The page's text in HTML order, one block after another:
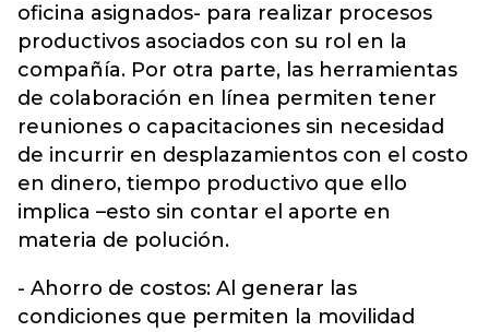
oficina asignados- para realizar procesos
productivos asociados con su rol en la
compañía. Por otra parte, las herramientas
de colaboración en línea permiten tener
reuniones o capacitaciones sin necesidad
de incurrir en desplazamientos con el costo
en dinero, tiempo productivo que ello
implica –esto sin contar el aporte en
materia de polución.
- Ahorro de costos: Al generar las
condiciones que permiten la movilidad